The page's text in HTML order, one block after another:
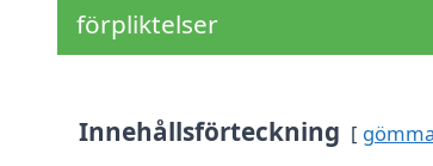
förpliktelser
Innehållsförteckning gömma